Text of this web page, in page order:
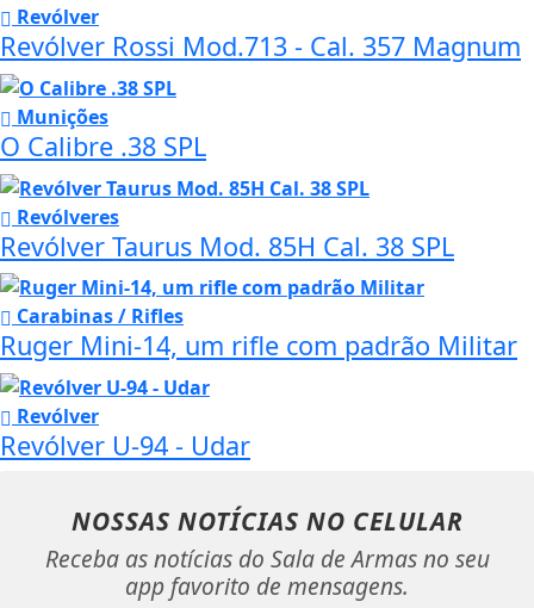
Revólver
Revólver Rossi Mod.713 - Cal. 357 Magnum
Munições
O Calibre .38 SPL
Revólveres
Revólver Taurus Mod. 85H Cal. 38 SPL
Carabinas / Rifles
Ruger Mini-14, um rifle com padrão Militar
Revólver
Revólver U-94 - Udar
NOSSAS NOTÍCIAS NO CELULAR
Receba as notícias do Sala de Armas no seu
app favorito de mensagens.